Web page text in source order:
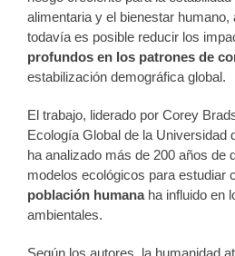
alimentaria y el bienestar humano,
todavía es posible reducir los
profundos en los patrones de
estabilización demográfica global.
El trabajo, liderado por Corey
Ecología Global de la Universidad
ha analizado más de 200 años de
modelos ecológicos para estudiar
población humanaha influido en
ambientales.
Según los autores, la humanidad